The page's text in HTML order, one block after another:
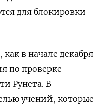
для блокировки
как в начале декабря
по проверке
Рунета. В
учений, которые